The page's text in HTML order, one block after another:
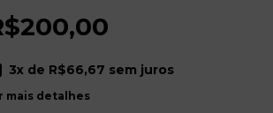
3x de R$66,67 sem juros
mais detalhes